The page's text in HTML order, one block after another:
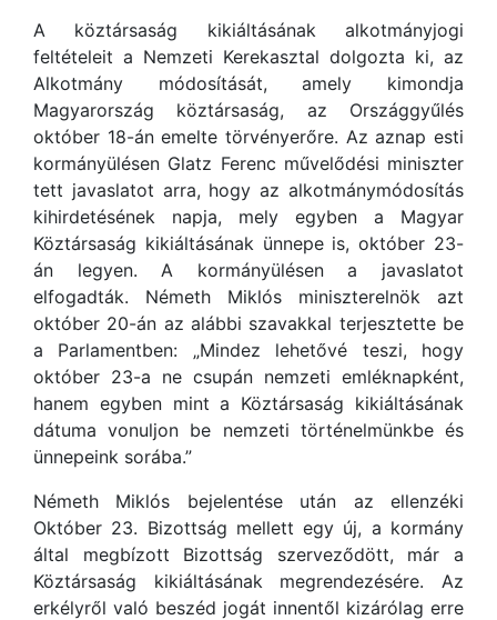
A köztársaság kikiáltásának alkotmányjogi
feltételeit a Nemzeti Kerekasztal dolgozta ki, az
Alkotmány módosítását, amely kimondja
Magyarország köztársaság, az Országgyűlés
október 18-án emelte törvényerőre. Az aznap esti
kormányülésen Glatz Ferenc művelődési miniszter
tett javaslatot arra, hogy az alkotmánymódosítás
kihirdetésének napja, mely egyben a Magyar
Köztársaság kikiáltásának ünnepe is, október 23-
án legyen. A kormányülésen a javaslatot
elfogadták. Németh Miklós miniszterelnök azt
október 20-án az alábbi szavakkal terjesztette be
a Parlamentben: „Mindez lehetővé teszi, hogy
október 23-a ne csupán nemzeti emléknapként,
hanem egyben mint a Köztársaság kikiáltásának
dátuma vonuljon be nemzeti történelmünkbe és
ünnepeink sorába.”
Németh Miklós bejelentése után az ellenzéki
Október 23. Bizottság mellett egy új, a kormány
által megbízott Bizottság szerveződött, már a
Köztársaság kikiáltásának megrendezésére. Az
erkélyről való beszéd jogát innentől kizárólag erre